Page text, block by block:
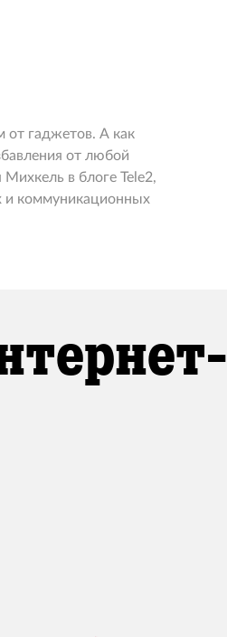
от гаджетов. А как
от любой
в блоге Tele2,
и коммуникационных